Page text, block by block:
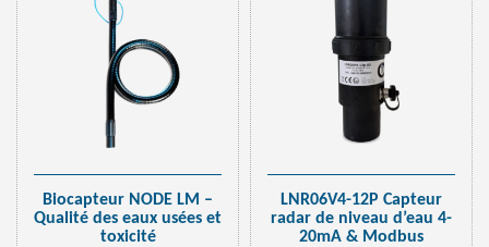
Biocapteur NODE LM –
Qualité des eaux usées et
toxicité
LNR06V4-12P Capteur
radar de niveau d’eau 4-
20mA & Modbus